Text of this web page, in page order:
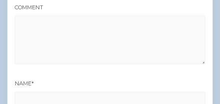
COMMENT
NAME*